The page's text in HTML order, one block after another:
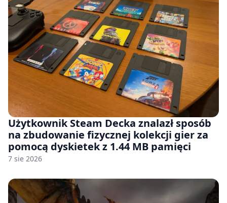
Użytkownik Steam Decka znalazł sposób
na zbudowanie fizycznej kolekcji gier za
pomocą dyskietek z 1.44 MB pamięci
7 sie 2026